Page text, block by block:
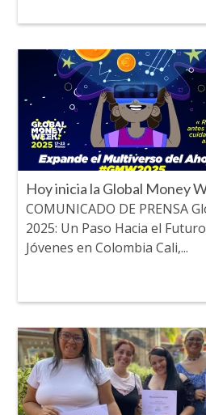
Hoy inicia la Global Money
COMUNICADO DE PRENSA
2025: Un Paso Hacia el
Jóvenes en Colombia Cali,...